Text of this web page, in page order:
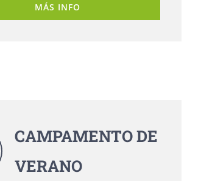
MÁS INFO
CAMPAMENTO DE
VERANO